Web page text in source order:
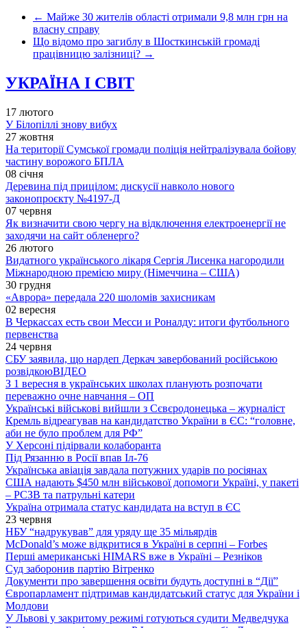
← Майже 30 жителів області отримали 9,8 млн грн на
власну справу
Що відомо про загиблу в Шосткинській громаді
працівницю залізниці? →
УКРАЇНА І СВІТ
17 лютого
У Білопіллі знову вибух
27 жовтня
На території Сумської громади поліція нейтралізувала бойову
частину ворожого БПЛА
08 січня
Деревина під прицілом: дискусії навколо нового
законопроєкту №4197-Д
07 червня
Як визначити свою чергу на відключення електроенергії не
заходячи на сайт обленерго?
26 лютого
Видатного українського лікаря Сергія Лисенка нагородили
Міжнародною премією миру (Німеччина – США)
30 грудня
«Аврора» передала 220 шоломів захисникам
02 вересня
В Черкассах есть свои Месси и Роналду: итоги футбольного
первенства
24 червня
СБУ заявила, що нардеп Деркач завербований російською
розвідкоюВІДЕО
З 1 вересня в українських школах планують розпочати
переважно очне навчання – ОП
Українські військові вийшли з Сєвєродонецька – журналіст
Кремль відреагував на кандидатство України в ЄС: “головне,
аби не було проблем для РФ”
У Херсоні підірвали колаборанта
Під Рязанню в Росії впав Іл-76
Українська авіація завдала потужних ударів по росіянах
США надають $450 млн військової допомоги Україні, у пакеті
– РСЗВ та патрульні катери
Україна отримала статус кандидата на вступ в ЄС
23 червня
НБУ “надрукував” для уряду ще 35 мільярдів
McDonald’s може відкритися в Україні в серпні – Forbes
Перші американські HIMARS вже в Україні – Резніков
Суд заборонив партію Вітренко
Документи про завершення освіти будуть доступні в “Дії”
Європарламент підтримав кандидатський статус для України і
Молдови
У Львові у закритому режимі готуються судити Медведчука